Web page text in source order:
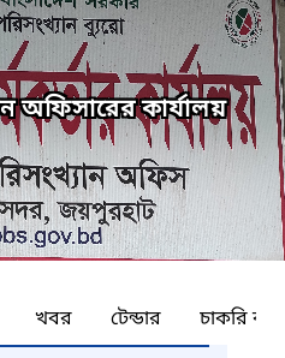
অফিসারের কার্যালয়
খবর টেন্ডার চাকরি